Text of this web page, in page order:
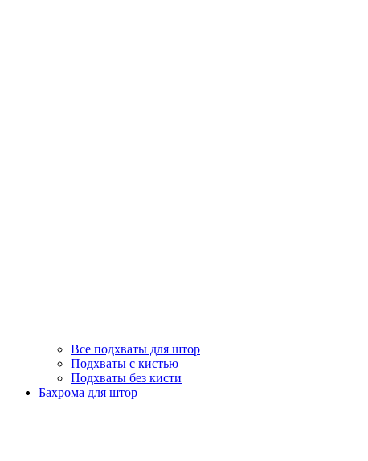
Все подхваты для штор
Подхваты с кистью
Подхваты без кисти
Бахрома для штор